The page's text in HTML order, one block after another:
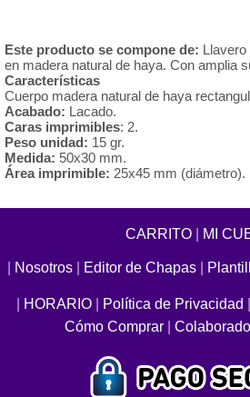
Este producto se compone de:
en madera natural de haya. Con amplia
Características
Cuerpo madera natural de haya
Acabado: Lacado.
Caras imprimibles: 2.
Peso unidad: 15 gr.
Medida: 50x30 mm.
Área imprimible: 25x45 mm (diámetro).
CARRITO| MI
Nosotros Editor de Chapas
HORARIO Política de Privacidad
Cómo Comprar